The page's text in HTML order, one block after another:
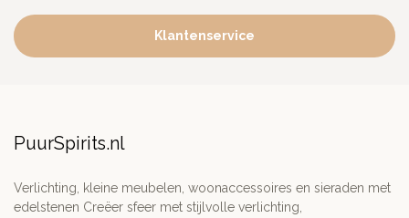
Klantenservice
PuurSpirits.nl
Verlichting, kleine meubelen, woonaccessoires en sieraden met
edelstenen Creëer sfeer met stijlvolle verlichting,